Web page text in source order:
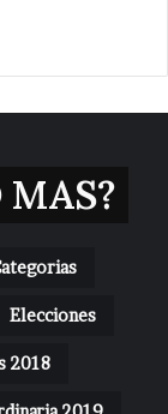
MAS?
Elecciones
2018